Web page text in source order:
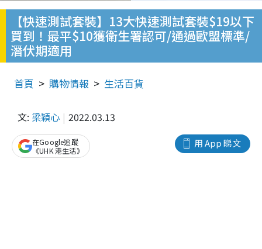
【快速測試套裝】13大快速測試套裝$19以下
買到！最平$10獲衛生署認可/通過歐盟標準/
潛伏期適用
首頁 購物情報 生活百貨
文: 梁穎心 2022.03.13
用 App 睇文
在Google追蹤
《UHK 港生活》